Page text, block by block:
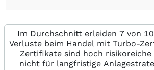
Im Durchschnitt erleiden 7 von
Verluste beim Handel mit Turbo-
Zertifikate sind hoch risikoreiche
nicht für langfristige